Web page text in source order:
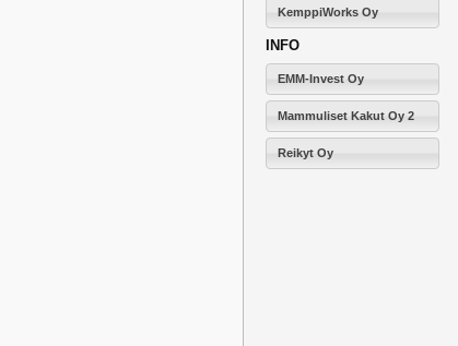
KemppiWorks Oy
INFO
EMM-Invest Oy
Mammuliset Kakut Oy 2
Reikyt Oy